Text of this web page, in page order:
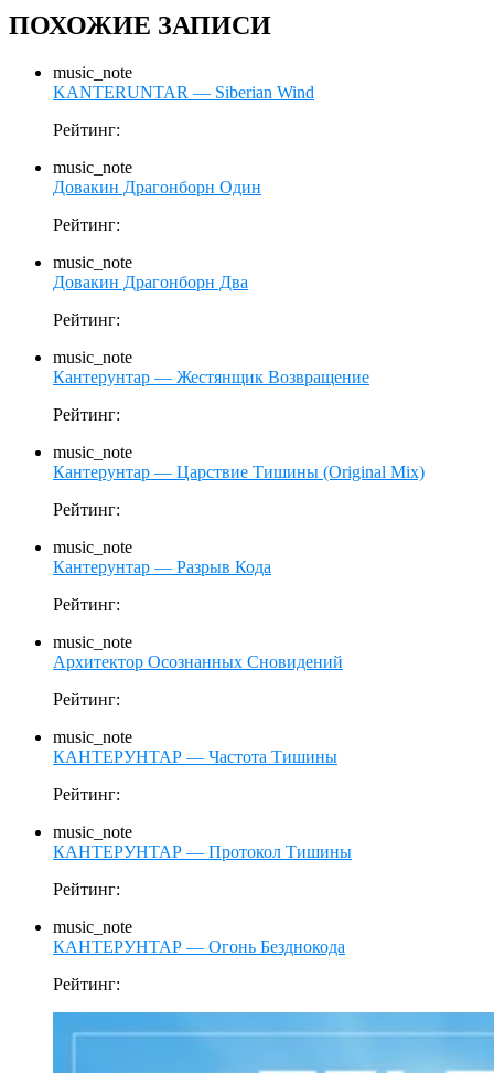
ПОХОЖИЕ ЗАПИСИ
music_note
KANTERUNTAR — Siberian Wind
Рейтинг:
music_note
Довакин Драгонборн Один
Рейтинг:
music_note
Довакин Драгонборн Два
Рейтинг:
music_note
Кантерунтар — Жестянщик Возвращение
Рейтинг:
music_note
Кантерунтар — Царствие Тишины (Original Mix)
Рейтинг:
music_note
Кантерунтар — Разрыв Кода
Рейтинг:
music_note
Архитектор Осознанных Сновидений
Рейтинг:
music_note
КАНТЕРУНТАР — Частота Тишины
Рейтинг:
music_note
КАНТЕРУНТАР — Протокол Тишины
Рейтинг:
music_note
КАНТЕРУНТАР — Огонь Безднокода
Рейтинг: